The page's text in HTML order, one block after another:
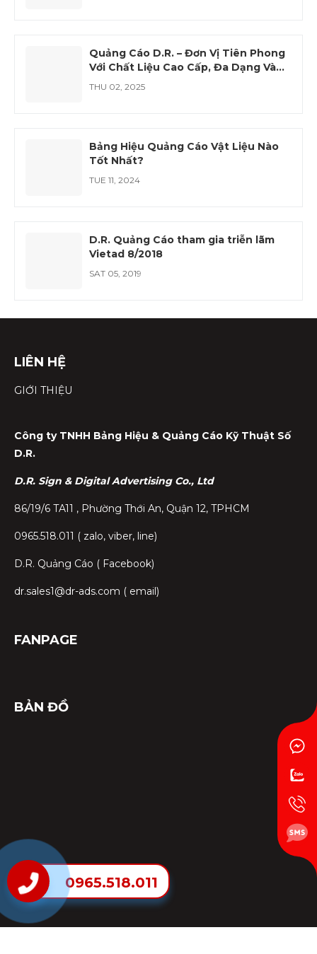
Quảng Cáo D.R. – Đơn Vị Tiên Phong
Với Chất Liệu Cao Cấp, Đa Dạng Và
Hiện Đại
THU 02, 2025
Bảng Hiệu Quảng Cáo Vật Liệu Nào
Tốt Nhất?
TUE 11, 2024
D.R. Quảng Cáo tham gia triễn lãm
Vietad 8/2018
SAT 05, 2019
LIÊN HỆ
GIỚI THIỆU
Công ty TNHH Bảng Hiệu & Quảng Cáo Kỹ Thuật Số
D.R.
D.R. Sign & Digital Advertising Co., Ltd
86/19/6 TA11 , Phường Thới An, Quận 12, TPHCM
0965.518.011 ( zalo, viber, line)
D.R. Quảng Cáo ( Facebook)
dr.sales1@dr-ads.com ( email)
FANPAGE
BẢN ĐỒ
0965.518.011